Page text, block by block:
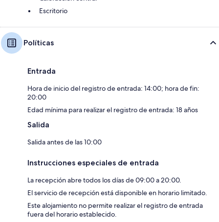
Escritorio
Políticas
Entrada
Hora de inicio del registro de entrada: 14:00; hora de fin:
20:00
Edad mínima para realizar el registro de entrada: 18 años
Salida
Salida antes de las 10:00
Instrucciones especiales de entrada
La recepción abre todos los días de 09:00 a 20:00.
El servicio de recepción está disponible en horario limitado.
Este alojamiento no permite realizar el registro de entrada
fuera del horario establecido.